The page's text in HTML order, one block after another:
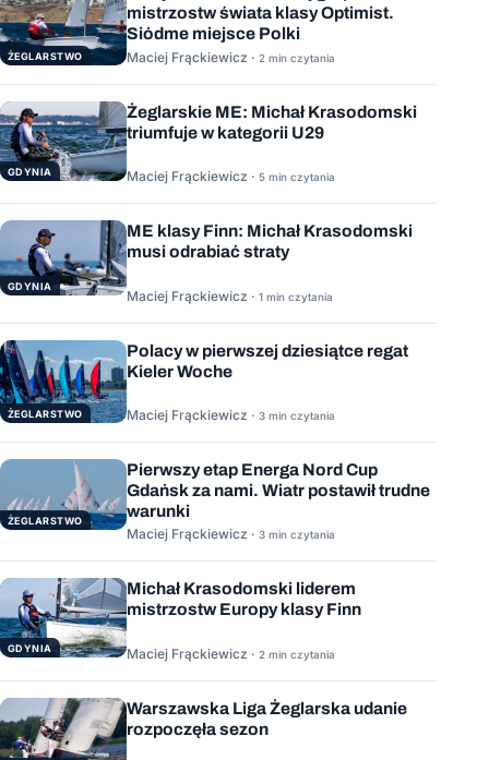
ŻEGLARSTWO
mistrzostw świata klasy Optimist.
Siódme miejsce Polki
Maciej Frąckiewicz · 2 min czytania
GDYNIA
Żeglarskie ME: Michał Krasodomski
triumfuje w kategorii U29
Maciej Frąckiewicz · 5 min czytania
GDYNIA
ME klasy Finn: Michał Krasodomski
musi odrabiać straty
Maciej Frąckiewicz · 1 min czytania
ŻEGLARSTWO
Polacy w pierwszej dziesiątce regat
Kieler Woche
Maciej Frąckiewicz · 3 min czytania
ŻEGLARSTWO
Pierwszy etap Energa Nord Cup
Gdańsk za nami. Wiatr postawił trudne
warunki
Maciej Frąckiewicz · 3 min czytania
GDYNIA
Michał Krasodomski liderem
mistrzostw Europy klasy Finn
Maciej Frąckiewicz · 2 min czytania
Warszawska Liga Żeglarska udanie
rozpoczęła sezon